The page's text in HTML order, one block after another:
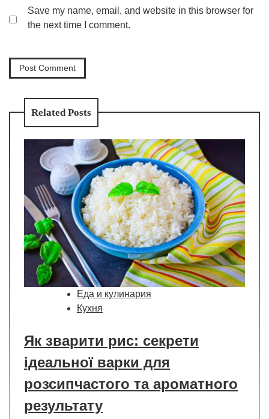
Save my name, email, and website in this browser for
the next time I comment.
Related Posts
Еда и кулинария
Кухня
Як зварити рис: секрети
ідеальної варки для
розсипчастого та ароматного
результату